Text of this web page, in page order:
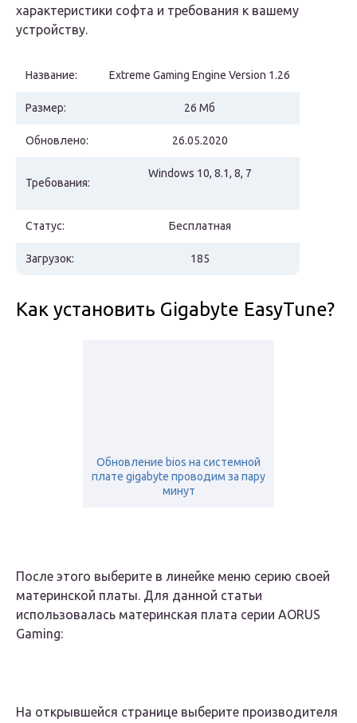
характеристики софта и требования к вашему
устройству.
Название: Extreme Gaming Engine Version 1.26
Размер: 26 Мб
Обновлено: 26.05.2020
Требования:
Windows 10, 8.1, 8, 7
Статус: Бесплатная
Загрузок: 185
Как установить Gigabyte EasyTune?
Обновление bios на системной
плате gigabyte проводим за пару
минут
После этого выберите в линейке меню серию своей
материнской платы. Для данной статьи
использовалась материнская плата серии AORUS
Gaming:
На открывшейся странице выберите производителя